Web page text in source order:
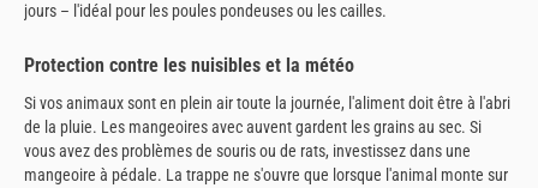
jours – l'idéal pour les poules pondeuses ou les cailles.
Protection contre les nuisibles et la météo
Si vos animaux sont en plein air toute la journée, l'aliment doit être à l'abri
de la pluie. Les mangeoires avec auvent gardent les grains au sec. Si
vous avez des problèmes de souris ou de rats, investissez dans une
mangeoire à pédale. La trappe ne s'ouvre que lorsque l'animal monte sur